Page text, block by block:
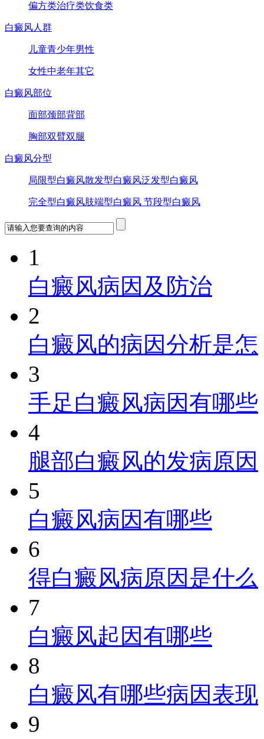
偏方类治疗类饮食类
白癜风人群
儿童青少年男性
女性中老年其它
白癜风部位
面部颈部背部
胸部双臂双腿
白癜风分型
局限型白癜风散发型白癜风泛发型白癜风
完全型白癜风肢端型白癜风 节段型白癜风
1
白癜风病因及防治
2
白癜风的病因分析是怎
3
手足白癜风病因有哪些
4
腿部白癜风的发病原因
5
白癜风病因有哪些
6
得白癜风病原因是什么
7
白癜风起因有哪些
8
白癜风有哪些病因表现
9